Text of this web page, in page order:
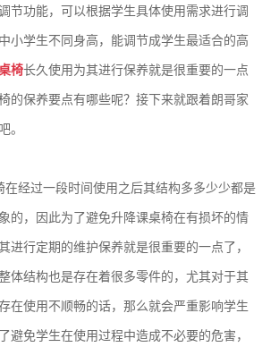
节功能，可以根据学生具体使用需求进行调
小学生不同身高，能调节成学生最适合的高
椅长久使用为其进行保养就是很重要的一点
的保养要点有哪些呢？接下来就跟着朗哥家
。
在经过一段时间使用之后其结构多多少少都是
的，因此为了避免升降课桌椅在有损坏的情
进行定期的维护保养就是很重要的一点了，
体结构也是存在着很多零件的，尤其对于其
在使用不顺畅的话，那么就会严重影响学生
避免学生在使用过程中造成不必要的危害，